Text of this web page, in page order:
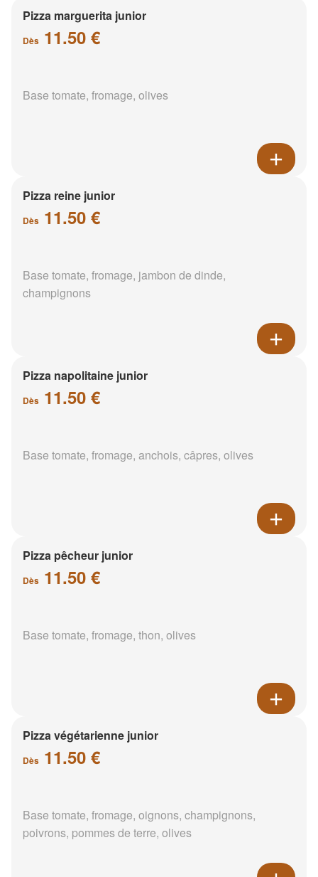
Pizza marguerita junior
Dès 11.50 €
Base tomate, fromage, olives
Pizza reine junior
Dès 11.50 €
Base tomate, fromage, jambon de dinde,
champignons
Pizza napolitaine junior
Dès 11.50 €
Base tomate, fromage, anchois, câpres, olives
Pizza pêcheur junior
Dès 11.50 €
Base tomate, fromage, thon, olives
Pizza végétarienne junior
Dès 11.50 €
Base tomate, fromage, oignons, champignons,
poivrons, pommes de terre, olives